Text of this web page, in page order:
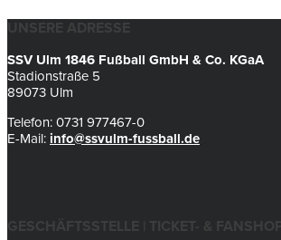
UNSERE ADRESSE
SSV Ulm 1846 Fußball GmbH & Co. KGaA
Stadionstraße 5
89073 Ulm
Telefon: 0731 977467-0
E-Mail: info@ssvulm-fussball.de
GESCHÄFTSSTELLE | TICKET- & FANSHOP